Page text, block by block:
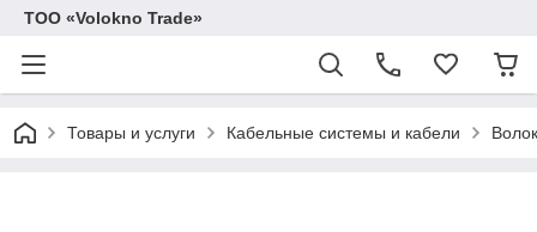
ТОО «Volokno Trade»
Товары и услуги Кабельные системы и кабели